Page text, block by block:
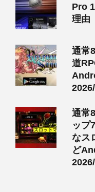
Pro
理由
通常
道
通常
ップ
なス
ど